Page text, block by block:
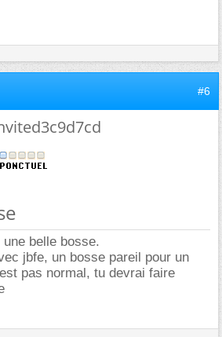
#6
belle bosse.
jbfe, un bosse pareil pour un
pas normal, tu devrai faire